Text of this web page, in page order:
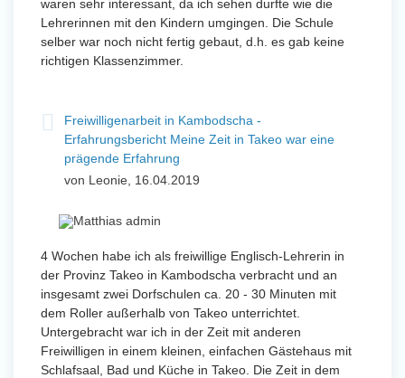
waren sehr interessant, da ich sehen durfte wie die
Lehrerinnen mit den Kindern umgingen. Die Schule
selber war noch nicht fertig gebaut, d.h. es gab keine
richtigen Klassenzimmer.
Freiwilligenarbeit in Kambodscha -
Erfahrungsbericht Meine Zeit in Takeo war eine
prägende Erfahrung
von Leonie, 16.04.2019
4 Wochen habe ich als freiwillige Englisch-Lehrerin in
der Provinz Takeo in Kambodscha verbracht und an
insgesamt zwei Dorfschulen ca. 20 - 30 Minuten mit
dem Roller außerhalb von Takeo unterrichtet.
Untergebracht war ich in der Zeit mit anderen
Freiwilligen in einem kleinen, einfachen Gästehaus mit
Schlafsaal, Bad und Küche in Takeo. Die Zeit in dem